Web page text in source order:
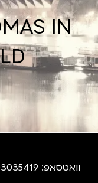
IN
וואטסאפ: 0503035419